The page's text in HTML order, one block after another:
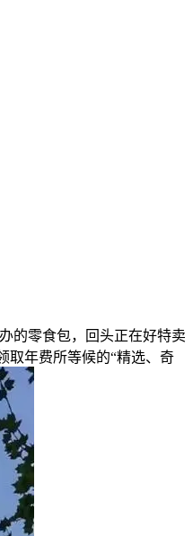
的零食包，回头正在好特卖
取年费所等候的“精选、奇